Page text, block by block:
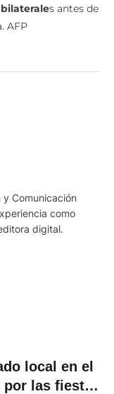
s antes de
AFP
y Comunicación
como
digital.
local en el
las fiestas